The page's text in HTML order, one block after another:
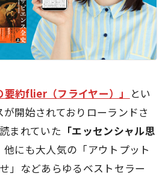
要約flier（フライヤー）」
とい
開始されておりローランドさ
まれていた 「エッセンシャル思
にも大人気の「アウトプット
」などあらゆるベストセラー